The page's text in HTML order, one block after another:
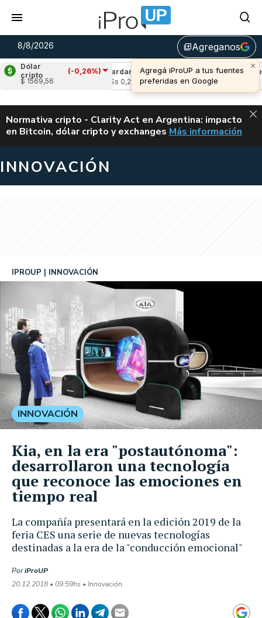
8/8/2026 library_addAgreganos
×
Agregá iProUP a tus fuentes
preferidas en Google
Dólar
cripto
(-0,26%)
$ 1569,56
(0,69%)
Cardano (-1,44%)
u$s 0,20
Avalanche
u$s 6,52
ALERTA
Normativa cripto - Clarity Act en Argentina: impacto
en Bitcoin, dólar cripto y exchanges CLARITY ACT EN
Más información
INNOVACIÓN
La compañía presentará en la edición 2019 de la
feria CES una serie de nuevas tecnologías
destinadas a la era de la "conducción emocional"
IPROUP INNOVACIÓN
PoriProUP
20.12.2018 • 09:59hs • Innovación
INNOVACIÓN
Kia, en la era "postautónoma":
desarrollaron una tecnología
que reconoce las emociones en
tiempo real